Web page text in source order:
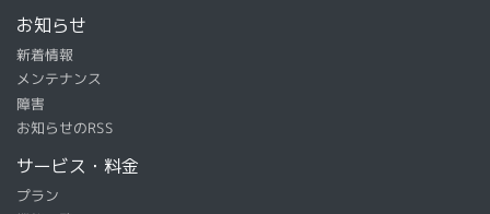
お知らせ
新着情報
メンテナンス
障害
お知らせのRSS
サービス・料金
プラン